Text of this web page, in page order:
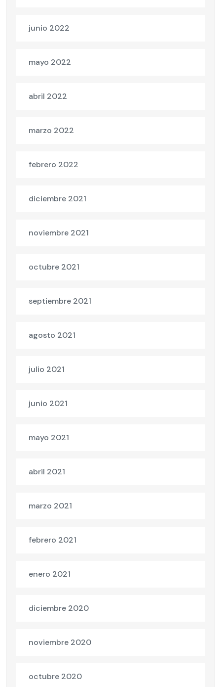
junio 2022
mayo 2022
abril 2022
marzo 2022
febrero 2022
diciembre 2021
noviembre 2021
octubre 2021
septiembre 2021
agosto 2021
julio 2021
junio 2021
mayo 2021
abril 2021
marzo 2021
febrero 2021
enero 2021
diciembre 2020
noviembre 2020
octubre 2020